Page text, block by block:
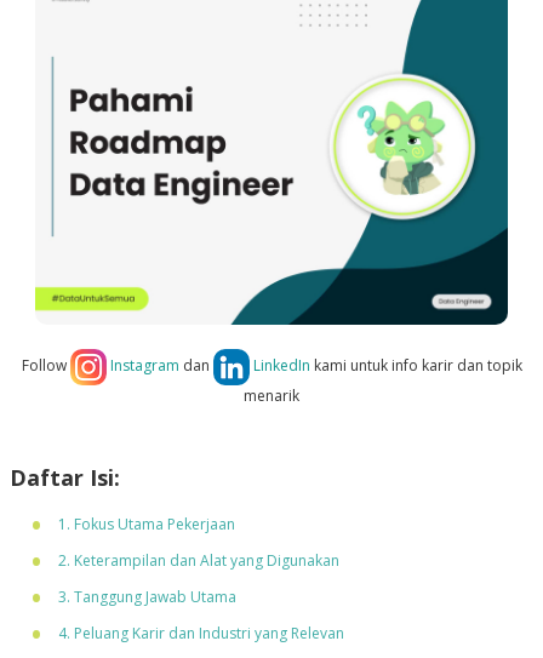
Follow Instagram dan LinkedIn kami untuk info karir dan topik
menarik
Daftar Isi:
1. Fokus Utama Pekerjaan
2. Keterampilan dan Alat yang Digunakan
3. Tanggung Jawab Utama
4. Peluang Karir dan Industri yang Relevan